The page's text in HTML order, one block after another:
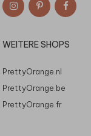
WEITERE SHOPS
PrettyOrange.nl
PrettyOrange.be
PrettyOrange.fr